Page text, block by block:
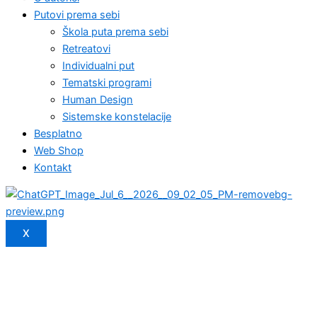
Putovi prema sebi
Škola puta prema sebi
Retreatovi
Individualni put
Tematski programi
Human Design
Sistemske konstelacije
Besplatno
Web Shop
Kontakt
X